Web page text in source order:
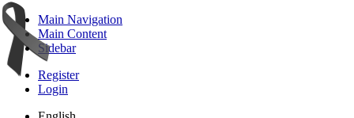
Main Navigation
Main Content
Sidebar
Register
Login